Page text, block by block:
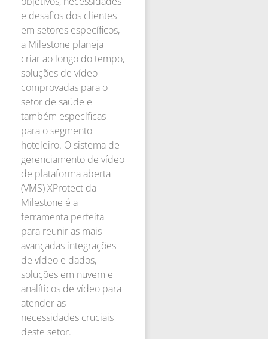
e desafios dos clientes
em setores específicos,
a Milestone planeja
criar ao longo do tempo,
soluções de vídeo
comprovadas para o
setor de saúde e
também específicas
para o segmento
hoteleiro. O sistema de
gerenciamento de vídeo
de plataforma aberta
(VMS) XProtect da
Milestone é a
ferramenta perfeita
para reunir as mais
avançadas integrações
de vídeo e dados,
soluções em nuvem e
analíticos de vídeo para
atender as
necessidades cruciais
deste setor.